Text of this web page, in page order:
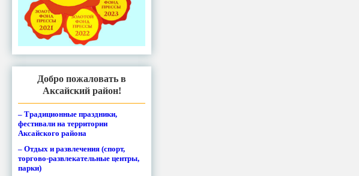
Добро пожаловать в
Аксайский район!
– Традиционные праздники,
фестивали на территории
Аксайского района
– Отдых и развлечения (спорт,
торгово-развлекательные центры,
парки)